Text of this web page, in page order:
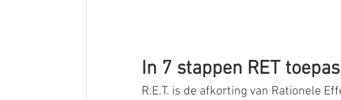
In 7 stappen RET
R.E.T. is de afkorting van Rationele